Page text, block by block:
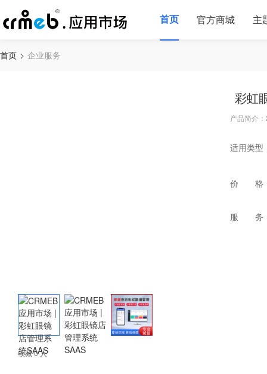
首页 官方商城 主
首页 企业服务
收藏 0 人
彩虹
产品简介
适用类型
价 格
服 务